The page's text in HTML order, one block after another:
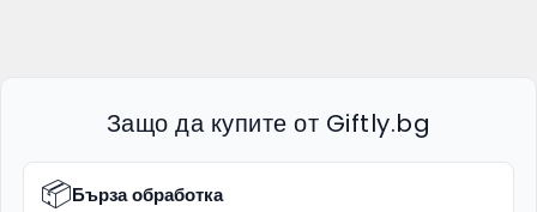
Защо да купите от Giftly.bg
📦Бърза обработка